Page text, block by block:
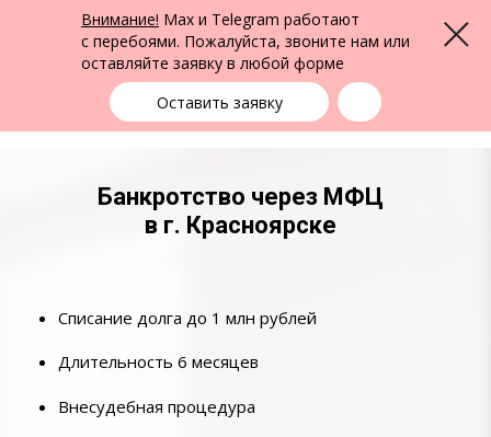
Внимание! Max и Telegram работают
с перебоями. Пожалуйста, звоните нам или
оставляйте заявку в любой форме
Оставить заявку
Меню
Юридическая помощь в Красноярске
ФПК Альтернатива
Красноярск
выбрать город
+7 (391) 290-22-15
Списание долга до 1 млн рублей
Внесудебная процедура
Банкротство через МФЦ
в г. Красноярске
Длительность 6 месяцев